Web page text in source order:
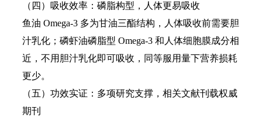
（四）吸收效率：磷脂构型，人体更易吸收
鱼油 Omega-3 多为甘油三酯结构，人体吸收前需要胆
汁乳化；磷虾油磷脂型 Omega-3 和人体细胞膜成分相
近，不用胆汁乳化即可吸收，同等服用量下营养损耗
更少。
（五）功效实证：多项研究支撑，相关文献刊载权威
期刊